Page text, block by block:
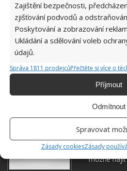
Zajištění bezpečnosti,
zjišťování podvodů a
Poskytování a zobrazování
Ukládání a sdělování voleb
údajů.
Správa 1811 prodejcůPřečtěte si více o
Příjmout
Odmítnout
Spravovat
Zásady cookiesZásady
BUNKR BYDLENÍ
PENZION
Jiří Kolář
Absolvent
univerzity,
velkým
možné najít